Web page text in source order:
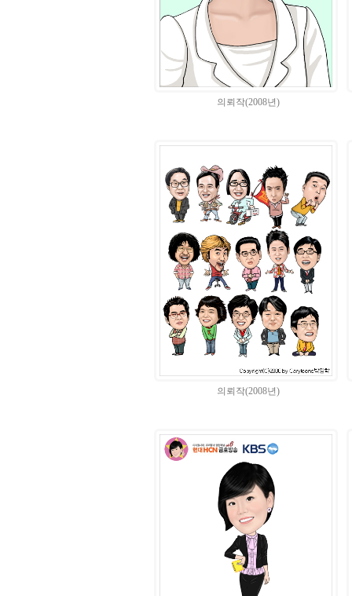
의뢰작(2008년)
의뢰작(2008년)